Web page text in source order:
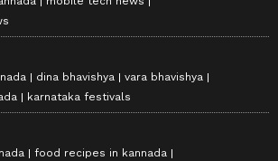
dina bhavishya
vara bhavishya
karnataka festivals
food recipes in kannada